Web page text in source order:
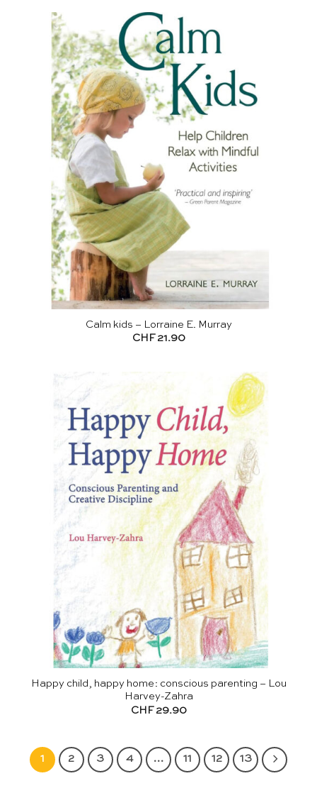
Calm kids – Lorraine E. Murray
CHF 21.90
Happy child, happy home: conscious parenting – Lou
Harvey-Zahra
CHF29.90
1 2 3 4 … 11 12 13